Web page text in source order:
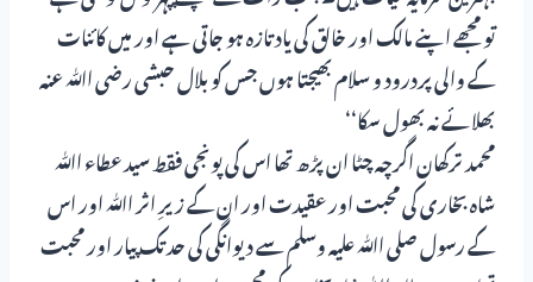
تو مجھے اپنے مالک اور خالق کی یاد تازہ ہو جاتی ہے اور میں کائنات
کے والی پردرود و سلام بھیجتا ہوں جس کو بلال حبشی رضی اﷲ عنہ
بھلائے نہ بھول سکا‘‘
محمد ترکھان اگرچہ چٹا ان پڑھ تھا اس کی پونجی فقط سید عطاء اﷲ
شاہ بخاری کی محبت اور عقیدت اور ان کے زیرِ اثر اﷲ اور اس
کے رسول صلی اﷲ علیہ وسلم سے دیوانگی کی حد تک پیار اور محبت